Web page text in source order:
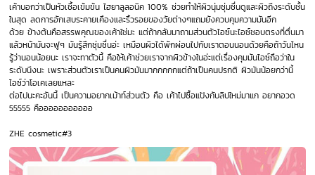
เค้าบอกว่าเป็นหัวเชื้อเข้มข้น ไฮยาลูลอนิค 100% ช่วยทำให้ผิวนุ่มชุ่มชื่นดูและผิวถึงระดับชั้น
ในสุด ลดการอักเสบระคายเคืองและริ้วรอยของวัยต่างๆแถมยังควบคุมความมันอีก
ด้วย ข้างต้นคือสรรพคุณของเค้าใช่มะ แต่ถ้ากลับมาถามส่วนตัวไอซ์นะไอซ์ชอบตรงที่ตื่นมา
แล้วหน้ามันจะฟูๆ มันรู้สึกชุ่มชื่นอ่ะ เหมือนผิวได้พักผ่อนไปกับเราตอนนอนด้วยคือถ้าวันไหน
รู้ว่านอนน้อยนะ เราจะทาตัวนี้ คือให้เค้าช่วยเราจากผิวข้างในอ่ะแต่เรื่องคุมมันไอซ์ถือว่าใน
ระดับนึงนะ เพราะส่วนตัวเราเป็นคนผิวมันมากกกกกแต่ถ้าเป็นคนปรกติ ผิวมันน้อยกว่านี้
ไอซ์ว่าโอเคเลยแหละ
ต่อไปนะคะอันนี้ เป็นความอยากเม้าท์ส่วนตัว คือ เค้าไปซื้อแป้งกับลิปใหม่มาแก อยากอวด
55555 คือออออออออออ
ZHE cosmetic#3